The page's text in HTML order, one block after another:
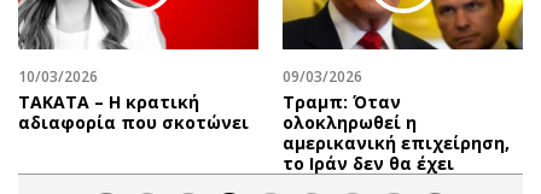
10/03/2026
ΤΑΚΑΤΑ – Η κρατική
αδιαφορία που σκοτώνει
09/03/2026
Τραμπ: Όταν
ολοκληρωθεί η
αμερικανική επιχείρηση,
το Ιράν δεν θα έχει